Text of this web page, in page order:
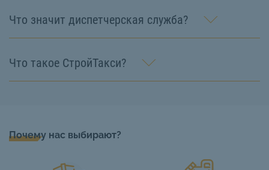
Что значит диспетчерская служба?
Что такое СтройТакси?
Почему нас выбирают?